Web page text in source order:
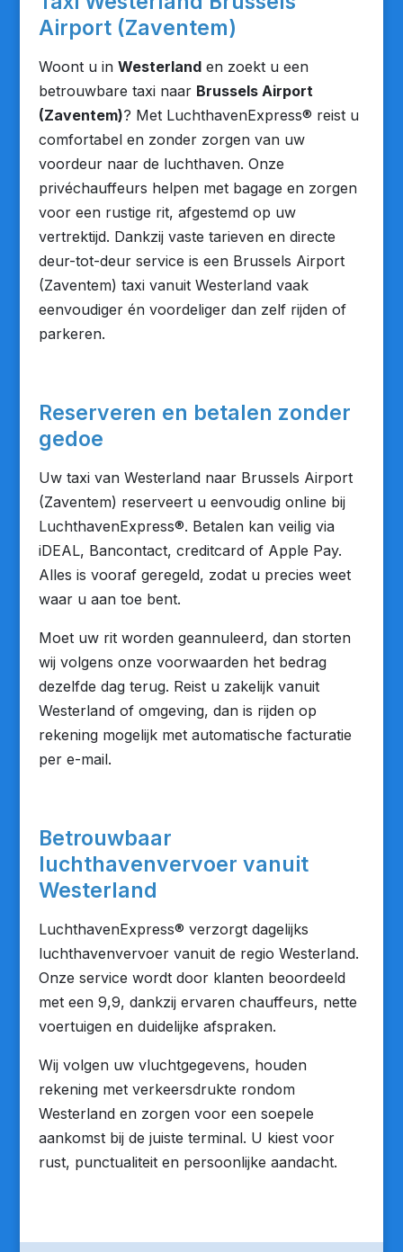
Airport (Zaventem)
Woont u in Westerlanden zoekt u een
betrouwbare taxi naar Brussels Airport
(Zaventem)? Met LuchthavenExpress® reist u
comfortabel en zonder zorgen van uw
voordeur naar de luchthaven. Onze
privéchauffeurs helpen met bagage en zorgen
voor een rustige rit, afgestemd op uw
vertrektijd. Dankzij vaste tarieven en directe
deur-tot-deur service is een Brussels Airport
(Zaventem) taxi vanuit Westerland vaak
eenvoudiger én voordeliger dan zelf rijden of
parkeren.
Reserveren en betalen zonder
gedoe
Uw taxi van Westerland naar Brussels Airport
(Zaventem) reserveert u eenvoudig online bij
LuchthavenExpress®. Betalen kan veilig via
iDEAL, Bancontact, creditcard of Apple Pay.
Alles is vooraf geregeld, zodat u precies weet
waar u aan toe bent.
Moet uw rit worden geannuleerd, dan storten
wij volgens onze voorwaarden het bedrag
dezelfde dag terug. Reist u zakelijk vanuit
Westerland of omgeving, dan is rijden op
rekening mogelijk met automatische facturatie
per e-mail.
Betrouwbaar
luchthavenvervoer vanuit
Westerland
LuchthavenExpress® verzorgt dagelijks
luchthavenvervoer vanuit de regio Westerland.
Onze service wordt door klanten beoordeeld
met een 9,9, dankzij ervaren chauffeurs, nette
voertuigen en duidelijke afspraken.
Wij volgen uw vluchtgegevens, houden
rekening met verkeersdrukte rondom
Westerland en zorgen voor een soepele
aankomst bij de juiste terminal. U kiest voor
rust, punctualiteit en persoonlijke aandacht.